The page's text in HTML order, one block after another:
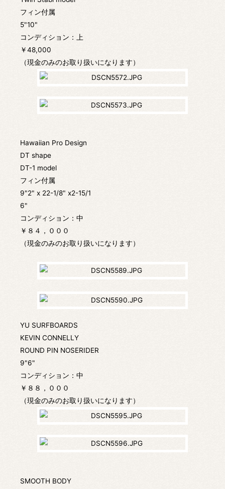
フィン付属
5"10"
コンディション：上
￥48,000
（現金のみのお取り扱いになります）
Hawaiian Pro Design
DT shape
DT-1 model
フィン付属
9"2" x 22-1/8" x2-15/1
6"
コンディション：中
￥８４，０００
（現金のみのお取り扱いになります）
YU SURFBOARDS
KEVIN CONNELLY
ROUND PIN NOSERIDER
9"6"
コンディション：中
￥８８，０００
（現金のみのお取り扱いになります）
SMOOTH BODY